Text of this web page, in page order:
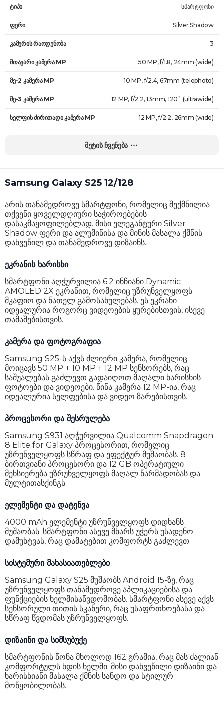
ტიპი სმარტფონი
ფერი Silver Shadow
კამერის რაოდენობა 3
მთავარი კამერა MP 50 MP, f/1.8, 24mm (wide)
მე-2 კამერა MP 10 MP, f/2.4, 67mm (telephoto)
მე-3 კამერა MP 12 MP, f/2.2, 13mm, 120˚ (ultrawide)
სელფის ძირითადი კამერა MP 12 MP, f/2.2, 26mm (wide)
ოპერაციული სისტემა Android 15
პროცესორი Qualcomm SM8750-AB Snapdragon 8 Elite (3 nm)
ბირთვის რაოდენობა
შიდა მეხსიერება
RAM მოცულობა
მეხსიერების ბარათის მხარდაჭერა
Sim ტიპი
4G (LTE)
5G
eSim დიახ
NFC
ეკრანის ტიპი
ეკრანის დაცვა Corning Gorilla Glass Victus 2
ეკრანის ფორმატი
სიკაშკაშე 2600 nits (peak)
ეკრანის გარჩევადობა
ეკრანის დიაგონალი
პიქსელი თითეულ ინჩზე
განახლების სიხშირე
ოპტიკური გადიდება
გრაფიკული პროცესორი Adreno 830
Dolby Vision არა
ელემენტი (mAh)
ელემენტის ტიპი
უსადენო დამუხტვა დიახ
სწრაფი დამუხტვა დიახ
თანდართული კაბელი
მეტის ჩვენება
Samsung Galaxy S25 12/128
არის თანამედროვე სმარტფონი, რომელიც შექმნილია
თქვენი ყოველდღიური საჭიროებების
დასაკმაყოფილებლად. მისი ელეგანტური Silver
Shadow ფერი და ალუმინისა და მინის მასალა ქმნის
დახვეწილ და თანამედროვე დიზაინს.
ეკრანის ხარისხი
სმარტფონი აღჭურვილია 6.2 ინჩიანი Dynamic
AMOLED 2X ეკრანით, რომელიც უზრუნველყოფს
მკაფიო და ნათელ გამოსახულებას. ეს ეკრანი
იდეალურია როგორც ვიდეოების ყურებისთვის, ისევე
თამაშებისთვის.
კამერა და ფოტოგრაფია
Samsung S25-ს აქვს ძლიერი კამერა, რომელიც
მოიცავს 50 MP + 10 MP + 12 MP სენსორებს, რაც
საშუალებას გაძლევთ გადაიღოთ მაღალი ხარისხის
ფოტოები და ვიდეოები. წინა კამერა 12 MP-ია, რაც
იდეალურია სელფებისა და ვიდეო ზარებისთვის.
პროცესორი და შესრულება
Samsung S931 აღჭურვილია Qualcomm Snapdragon
8 Elite for Galaxy პროცესორით, რომელიც
უზრუნველყოფს სწრაფ და ეფექტურ მუშაობას. 8
ბირთვიანი პროცესორი და 12 GB ოპერატიული
მეხსიერება უზრუნველყოფს მაღალ წარმადობას და
მულტითასქინგს.
ელემენტი და დატენვა
4000 mAh ელემენტი უზრუნველყოფს დიდხანს
მუშაობას. სმარტფონი ასევე მხარს უჭერს უსადენო
დამუხტვას, რაც დამატებით კომფორტს გაძლევთ.
სისტემური მახასიათებლები
Samsung Galaxy S25 მუშაობს Android 15-ზე, რაც
უზრუნველყოფს თანამედროვე აპლიკაციებისა და
ფუნქციების ხელმისაწვდომობას. სმარტფონი ასევე აქვს
სენსორული თითის სკანერი, რაც უსაფრთხოებასა და
სწრაფ წვდომას უზრუნველყოფს.
დიზაინი და სიმსუბუქე
სმარტფონის წონა მხოლოდ 162 გრამია, რაც მას ძალიან
კომფორტულს ხდის ხელში. მისი დახვეწილი დიზაინი და
ხარისხიანი მასალა ქმნის სანდო და სტილურ
მოწყობილობას.